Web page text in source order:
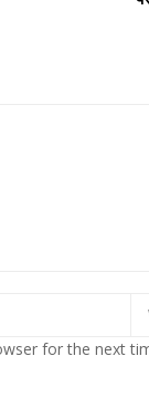
for the next